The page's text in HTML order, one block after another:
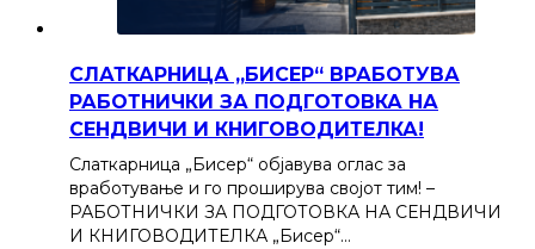
СЛАТКАРНИЦА „БИСЕР“ ВРАБОТУВА
РАБОТНИЧКИ ЗА ПОДГОТОВКА НА
СЕНДВИЧИ И КНИГОВОДИТЕЛКА!
Слаткарница „Бисер“ објавува оглас за
вработување и го проширува својот тим! –
РАБОТНИЧКИ ЗА ПОДГОТОВКА НА СЕНДВИЧИ
И КНИГОВОДИТЕЛКА „Бисер“…